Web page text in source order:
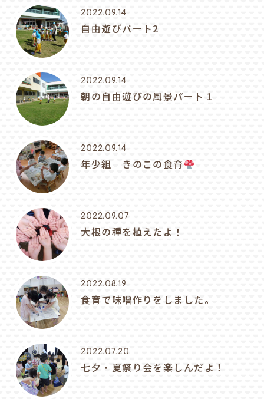
2022.09.14
自由遊びパート2
2022.09.14
朝の自由遊びの風景パート１
2022.09.14
年少組 きのこの食育
2022.09.07
大根の種を植えたよ！
2022.08.19
食育で味噌作りをしました。
2022.07.20
七夕・夏祭り会を楽しんだよ！